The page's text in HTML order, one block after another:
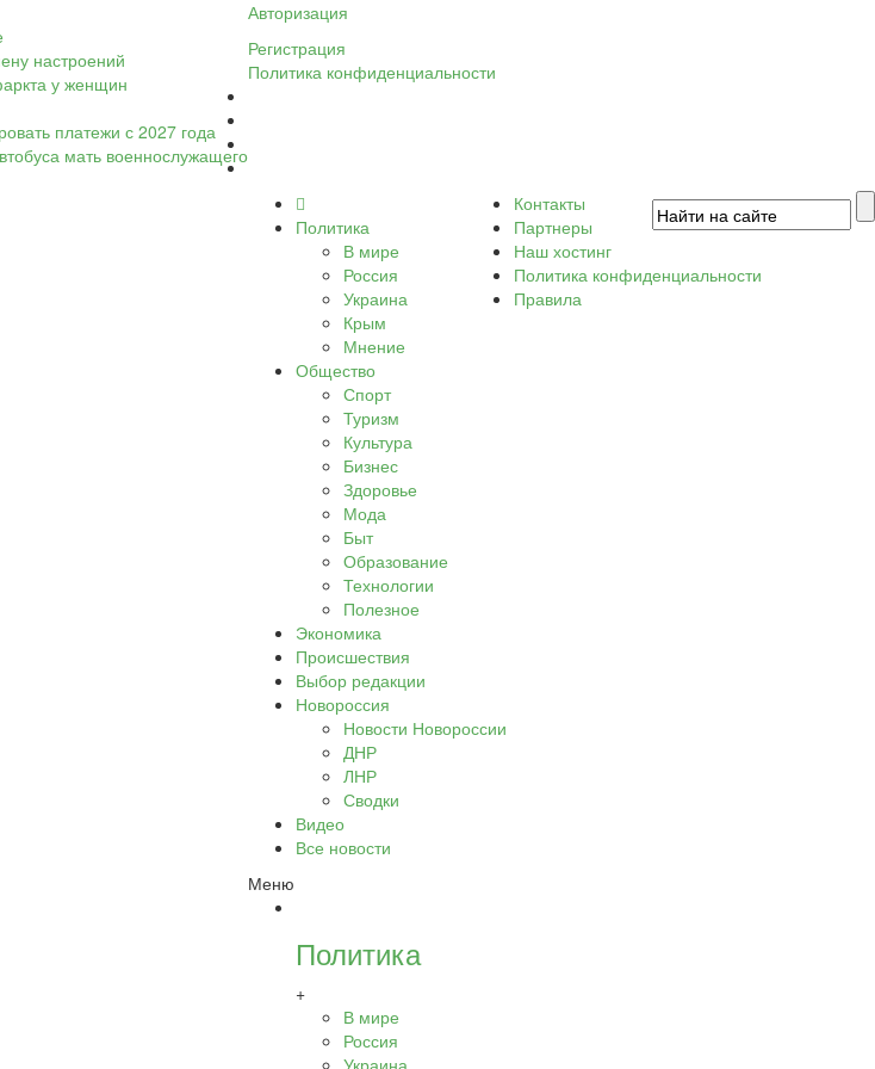
настроений
у женщин
платежи с 2027 года
мать военнослужащего
Авторизация
Регистрация
Политика конфиденциальности
Политика
В мире
Россия
Украина
Крым
Мнение
Общество
Спорт
Туризм
Культура
Бизнес
Здоровье
Мода
Быт
Образование
Технологии
Полезное
Экономика
Происшествия
Выбор редакции
Новороссия
Новости Новороссии
ДНР
ЛНР
Сводки
Видео
Все новости
Меню
Политика
+
В мире
Россия
Украина
Контакты
Партнеры
Наш хостинг
Политика конфиденциальности
Правила